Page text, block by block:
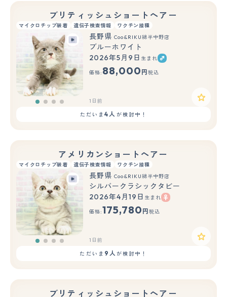
ブリティッシュショートヘアー
マイクロチップ装着 遺伝子検査情報 ワクチン接種
長野県 Coo&RIKU綿半中野店
ブルーホワイト
2026年5月9日 生まれ
価格: 88,000 円 税込
1日前
ただいま4人 が検討中！
アメリカンショートヘアー
マイクロチップ装着 遺伝子検査情報 ワクチン接種
長野県 Coo&RIKU綿半中野店
シルバークラシックタビー
2026年4月19日 生まれ
価格:175,780 円 税込
1日前
ただいま 9人が検討中！
ブリティッシュショートヘアー